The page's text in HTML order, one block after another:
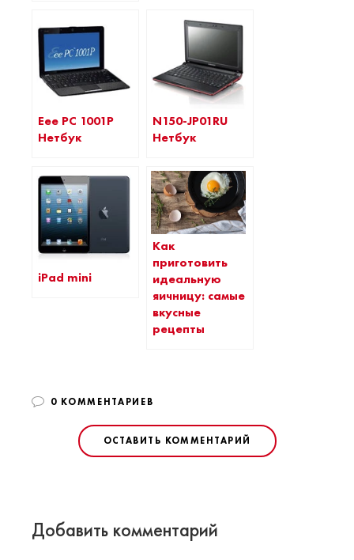
Eee PC 1001P
Нетбук
N150-JP01RU
Нетбук
iPad mini
Как
приготовить
идеальную
яичницу: самые
вкусные
рецепты
0 КОММЕНТАРИЕВ
ОСТАВИТЬ КОММЕНТАРИЙ
Добавить комментарий